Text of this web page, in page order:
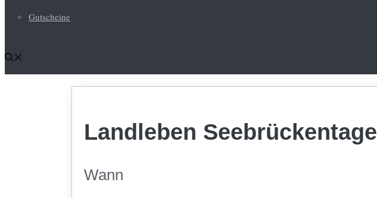
Gutscheine
Landleben Seebrückentage
Wann